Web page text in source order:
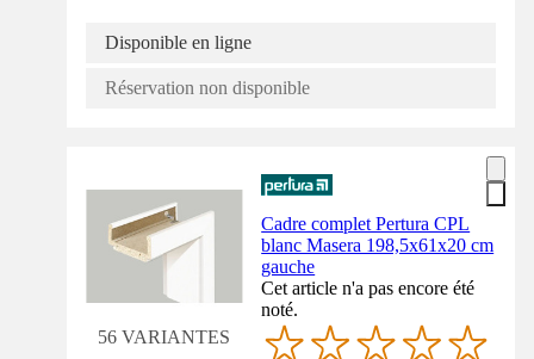
Disponible en ligne
Réservation non disponible
56 VARIANTES
Cadre complet Pertura CPL
blanc Masera 198,5x61x20 cm
gauche
Cet article n'a pas encore été
noté.